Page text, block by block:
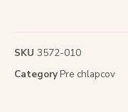
SKU 3572-010
CategoryPre chlapcov